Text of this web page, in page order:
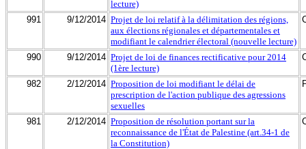
lecture)
991 9/12/2014 Projet de loi relatif à la délimitation des régions,
aux élections régionales et départementales et
modifiant le calendrier électoral (nouvelle lecture)
990 9/12/2014 Projet de loi de finances rectificative pour 2014
(1ère lecture)
982 2/12/2014 Proposition de loi modifiant le délai de
prescription de l'action publique des agressions
sexuelles
981 2/12/2014 Proposition de résolution portant sur la
reconnaissance de l'État de Palestine (art.34-1 de
la Constitution)